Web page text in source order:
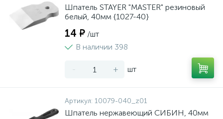
Шпатель STAYER "MASTER" резиновый
белый, 40мм {1027-40}
14 ₽ /шт
В наличии 398
- + шт
Артикул: 10079-040_z01
Шпатель нержавеющий СИБИН, 40мм